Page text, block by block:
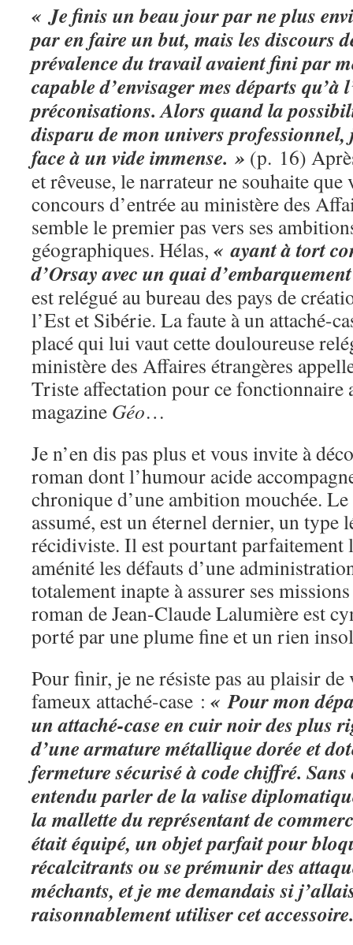
« Je finis un beau jour par ne plus
par en faire un but, mais les discours
prévalence du travail avaient fini par
capable d’envisager mes départs qu’à
préconisations. Alors quand la
disparu de mon univers professionnel,
face à un vide immense. » (p. 16)
et rêveuse, le narrateur ne souhaite que
concours d’entrée au ministère des
semble le premier pas vers ses
géographiques. Hélas, « ayant à tort
d’Orsay avec un quai
est relégué au bureau des pays de
l’Est et Sibérie. La faute à un attaché-
placé qui lui vaut cette douloureuse
ministère des Affaires étrangères
Triste affectation pour ce
magazine Géo…
Je n’en dis pas plus et vous invite à
roman dont l’humour acide
chronique d’une ambition mouchée.
assumé, est un éternel dernier, un type
récidiviste. Il est pourtant parfaitement
aménité les défauts d’une
totalement inapte à assurer ses
roman de Jean-Claude Lalumière est
porté par une plume fine et un rien
Pour finir, je ne résiste pas au plaisir de
fameux attaché-case : « Pour mon
un attaché-case en cuir noir des plus
d’une armature métallique dorée et
fermeture sécurisé à code chiffré.
entendu parler de la valise
la mallette du représentant de
était équipé, un objet parfait pour
récalcitrants ou se prémunir des
méchants, et je me demandais si
raisonnablement utiliser cet